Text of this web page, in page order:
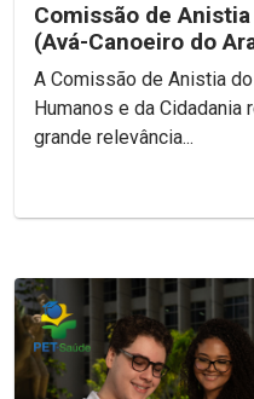
Comissão de
(Avá-Canoeiro do
político coletivo
A Comissão de Anistia
Humanos e da
grande relevância...